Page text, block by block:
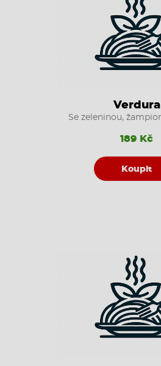
Verdura
Se zeleninou,
189 Kč
Koupit